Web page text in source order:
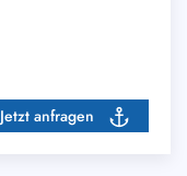
Jetzt anfragen